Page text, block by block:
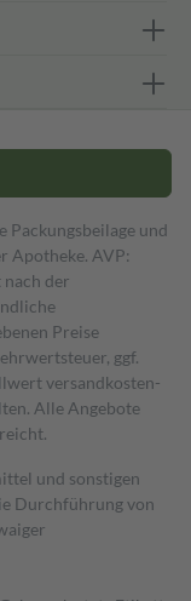
Packungsbeilage und
Apotheke. AVP:
der
Preise
ggf.
versand­kosten­
Alle Angebote
und sonstigen
Durchführung von